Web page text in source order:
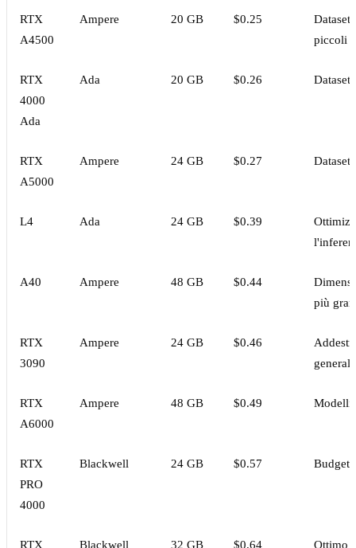
RTX
A4500
Ampere 20 GB $0.25
Dataset
piccoli
RTX
4000
Ada
Ada 20 GB $0.26 Dataset
RTX
A5000
Ampere 24 GB $0.27 Dataset
L4 Ada 24 GB $0.39
A40 Ampere 48 GB $0.44
più
RTX
3090
Ampere 24 GB $0.46
generale
RTX
A6000
Ampere 48 GB $0.49 Modelli
RTX
PRO
4000
Blackwell 24 GB $0.57 Budget
RTX
Blackwell 32 GB $0.64
Ottimo